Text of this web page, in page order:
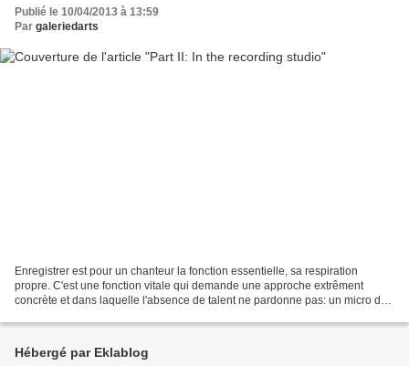
Publié le 10/04/2013 à 13:59
Par galeriedarts
Enregistrer est pour un chanteur la fonction essentielle, sa respiration
propre. C'est une fonction vitale qui demande une approche extrêment
concrète et dans laquelle l'absence de talent ne pardonne pas: un micro de
Hébergé par Eklablog